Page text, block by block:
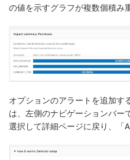
の値を示すグラフが複数個積み
オプションのアラートを追加す
は、左側のナビゲーションバー
選択して詳細ページに戻り、「